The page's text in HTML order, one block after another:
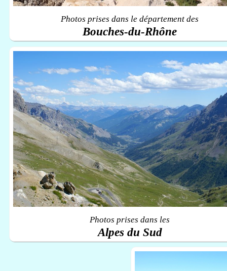
Photos prises dans le département des
Bouches-du-Rhône
Photos prises dans les
Alpes du Sud